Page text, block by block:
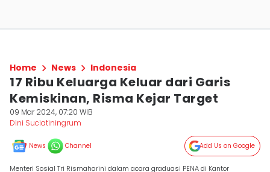
Home News Indonesia
17 Ribu Keluarga Keluar dari Garis
Kemiskinan, Risma Kejar Target
09 Mar 2024, 07:20 WIB
Dini Suciatiningrum
News Channel Add Us on Google
Menteri Sosial Tri Rismaharini dalam acara graduasi PENA di Kantor